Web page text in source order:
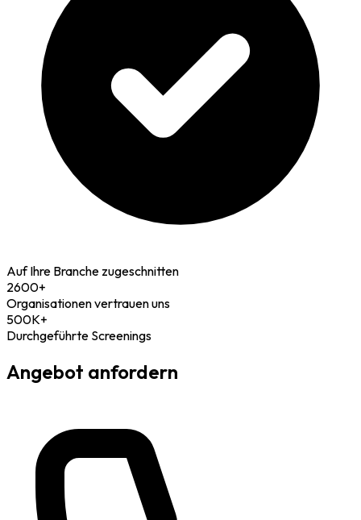
Auf Ihre Branche zugeschnitten
2600+
Organisationen vertrauen uns
500K+
Durchgeführte Screenings
Angebot anfordern